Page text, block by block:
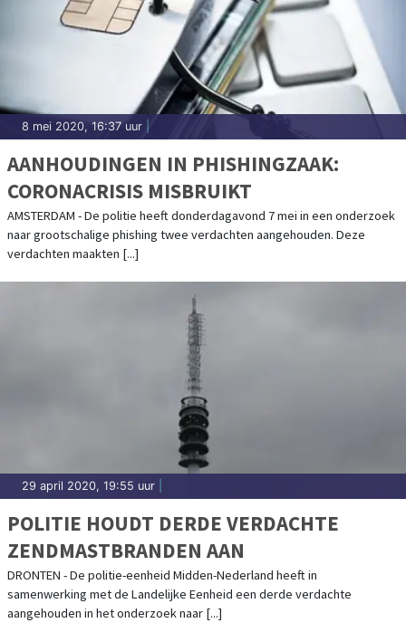
8 mei 2020, 16:37 uur
AANHOUDINGEN IN PHISHINGZAAK:
CORONACRISIS MISBRUIKT
AMSTERDAM - De politie heeft donderdagavond 7 mei in een onderzoek
naar grootschalige phishing twee verdachten aangehouden. Deze
verdachten maakten [...]
29 april 2020, 19:55 uur
POLITIE HOUDT DERDE VERDACHTE
ZENDMASTBRANDEN AAN
DRONTEN - De politie-eenheid Midden-Nederland heeft in
samenwerking met de Landelijke Eenheid een derde verdachte
aangehouden in het onderzoek naar [...]